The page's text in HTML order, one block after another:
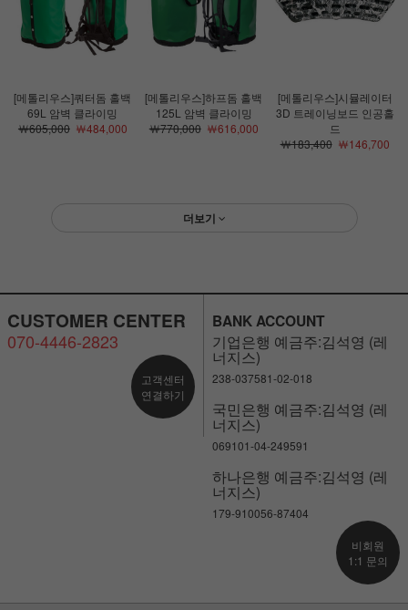
[메톨리우스]쿼터돔 홀백
69L 암벽 클라이밍
￦605,000￦484,000
[메톨리우스]하프돔 홀백
125L 암벽 클라이밍
￦770,000￦616,000
[메톨리우스]시뮬레이터
3D 트레이닝보드 인공홀
드
￦183,400￦146,700
더보기
CUSTOMER CENTER
070-4446-2823
고객센터
연결하기
BANK ACCOUNT
기업은행 예금주:김석영 (레
너지스)
238-037581-02-018
국민은행 예금주:김석영 (레
너지스)
069101-04-249591
하나은행 예금주:김석영 (레
너지스)
179-910056-87404
비회원
1:1 문의